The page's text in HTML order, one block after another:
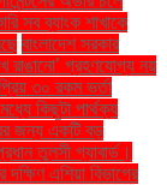
সব ব্যাংক শাখাকে
বাংলাদেশ সরকার
রাঙানো’ গ্রহণযোগ্য নয়
৩০ রকম ভর্তা
কিছুটা পার্থক্য
জন্য একটি বড়
তুলসী গ্যাবার্ড।
এশিয়া বিভাগের